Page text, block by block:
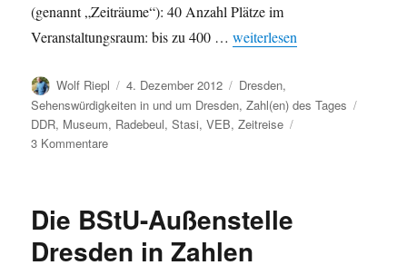
(genannt „Zeiträume“): 40 Anzahl Plätze im
Veranstaltungsraum: bis zu 400 …„Das DDR-Museum
weiterlesen
Autor
Wolf Riepl
Veröffentlicht
am
4. Dezember 2012 Kategorien
Dresden,
Sehenswürdigkeiten in und um Dresden,Zahl(en) des Tages
DDR, Museum, Radebeul,Stasi,VEB,Zeitreise
3 Kommentarezu
„Zeitreise“
Radebeul
Die BStU-Außenstelle
Dresden in Zahlen